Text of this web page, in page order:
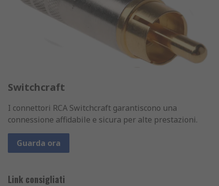
Switchcraft
I connettori RCA Switchcraft garantiscono una
connessione affidabile e sicura per alte prestazioni.
Guarda ora
Link consigliati